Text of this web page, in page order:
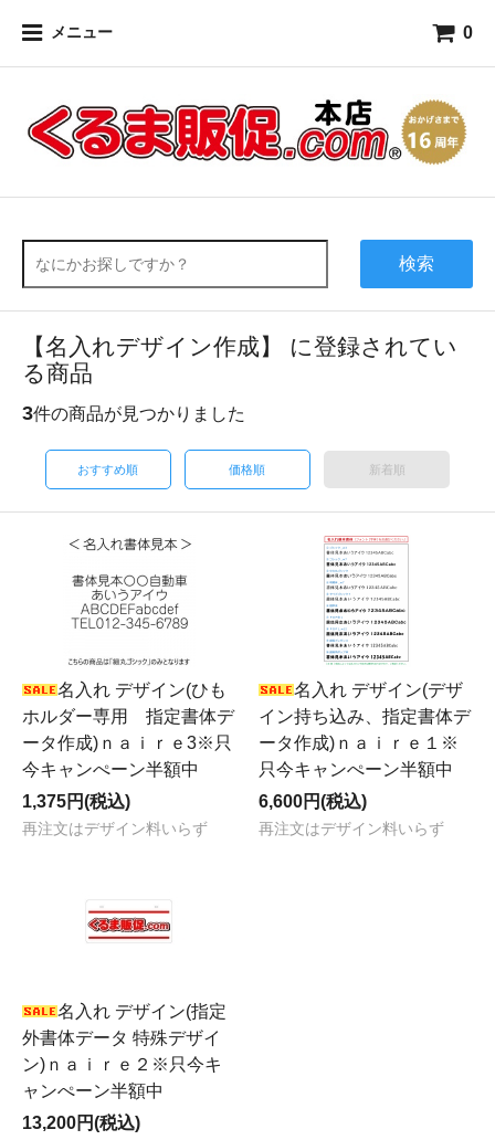
メニュー 0
検索
【名入れデザイン作成】 に登録されてい
る商品
3件の商品が見つかりました
おすすめ順 価格順 新着順
名入れ デザイン(ひも
ホルダー専用 指定書体デ
ータ作成)ｎａｉｒｅ3※只
今キャンぺーン半額中
1,375円(税込)
再注文はデザイン料いらず
名入れ デザイン(デザ
イン持ち込み、指定書体デ
ータ作成)ｎａｉｒｅ１※
只今キャンぺーン半額中
6,600円(税込)
再注文はデザイン料いらず
名入れ デザイン(指定
外書体データ 特殊デザイ
ン)ｎａｉｒｅ２※只今キ
ャンぺーン半額中
13,200円(税込)